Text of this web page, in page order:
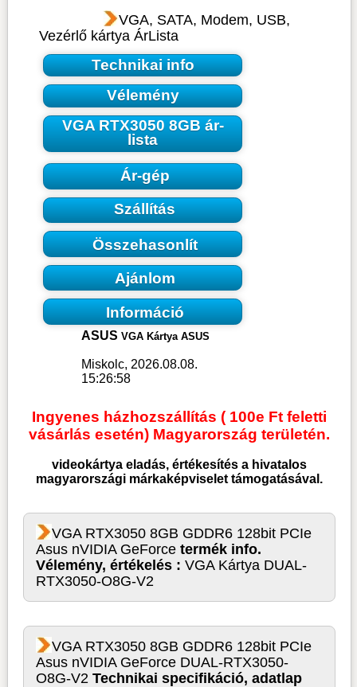
VGA, SATA, Modem, USB,
Vezérlő kártya ÁrLista
Technikai info
Vélemény
VGA RTX3050 8GB ár-
lista
Ár-gép
Szállítás
Összehasonlít
Ajánlom
Információ
ASUS VGA Kártya ASUS
Miskolc, 2026.08.08.
15:26:58
Ingyenes házhozszállítás ( 100e Ft feletti
vásárlás esetén) Magyarország területén.
videokártyaeladás, értékesítés a hivatalos
magyarországi márkaképviselet támogatásával.
VGA RTX3050 8GB GDDR6 128bit PCIe
Asus nVIDIA GeForcetermék info.
Vélemény, értékelés : VGA Kártya DUAL-
RTX3050-O8G-V2
VGA RTX3050 8GB GDDR6 128bit PCIe
Asus nVIDIA GeForce DUAL-RTX3050-
O8G-V2Technikai specifikáció, adatlap